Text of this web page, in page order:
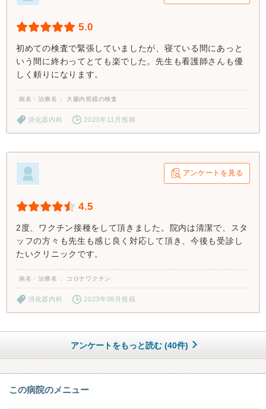
5.0
初めての検査で緊張していましたが、寝ている間にあっと
いう間に終わってとても楽でした。先生も看護師さんも優
しく頼りになります。
病名・治療名 大腸内視鏡の検査
消化器内科 2023年11月投稿
アンケートを見る
4.5
2度、ワクチン接種をして頂きました。院内は清潔で、スタ
ッフの方々も先生も感じ良く対応して頂き、今後も受診し
たいクリニックです。
病名・治療名 コロナワクチン
消化器内科 2023年09月投稿
アンケートをもっと読む (40件)
この病院のメニュー